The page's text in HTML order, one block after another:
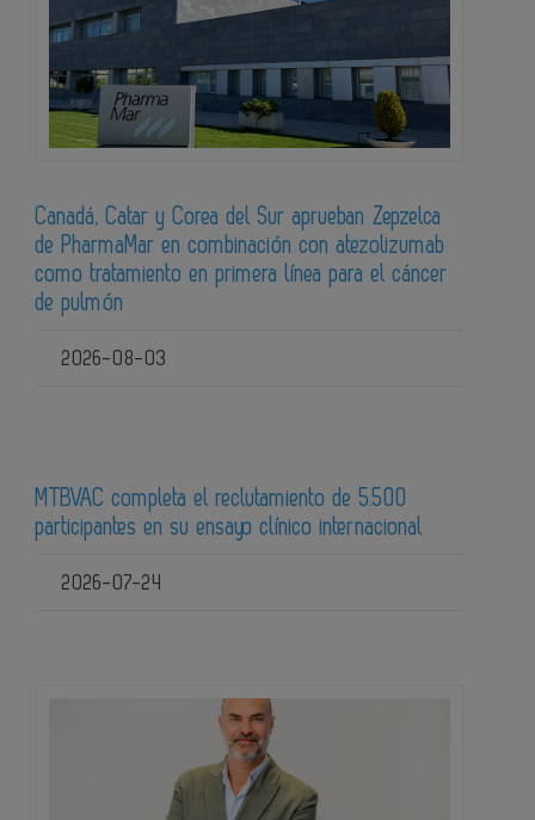
Canadá, Catar y Corea del Sur aprueban Zepzelca
de PharmaMar en combinación con atezolizumab
como tratamiento en primera línea para el cáncer
de pulmón
2026-08-03
MTBVAC completa el reclutamiento de 5.500
participantes en su ensayo clínico internacional
2026-07-24